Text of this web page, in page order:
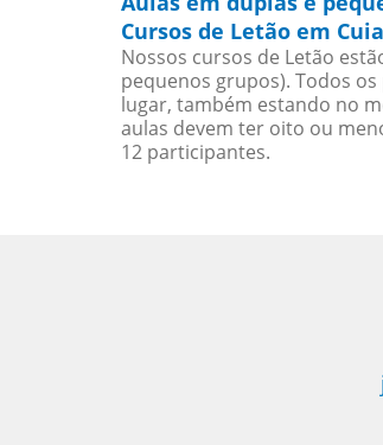
Cursos de Letão em
Nossos cursos de Letão
pequenos grupos). Todos
lugar, também estando no
aulas devem ter oito ou
12 participantes.